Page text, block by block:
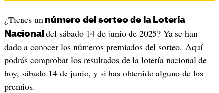
¿Tienes un número del sorteo de la Lotería
Nacional del sábado 14 de junio de 2025? Ya se han
dado a conocer los números premiados del sorteo. Aquí
podrás comprobar los resultados de la lotería nacional de
hoy, sábado 14 de junio, y si has obtenido alguno de los
premios.